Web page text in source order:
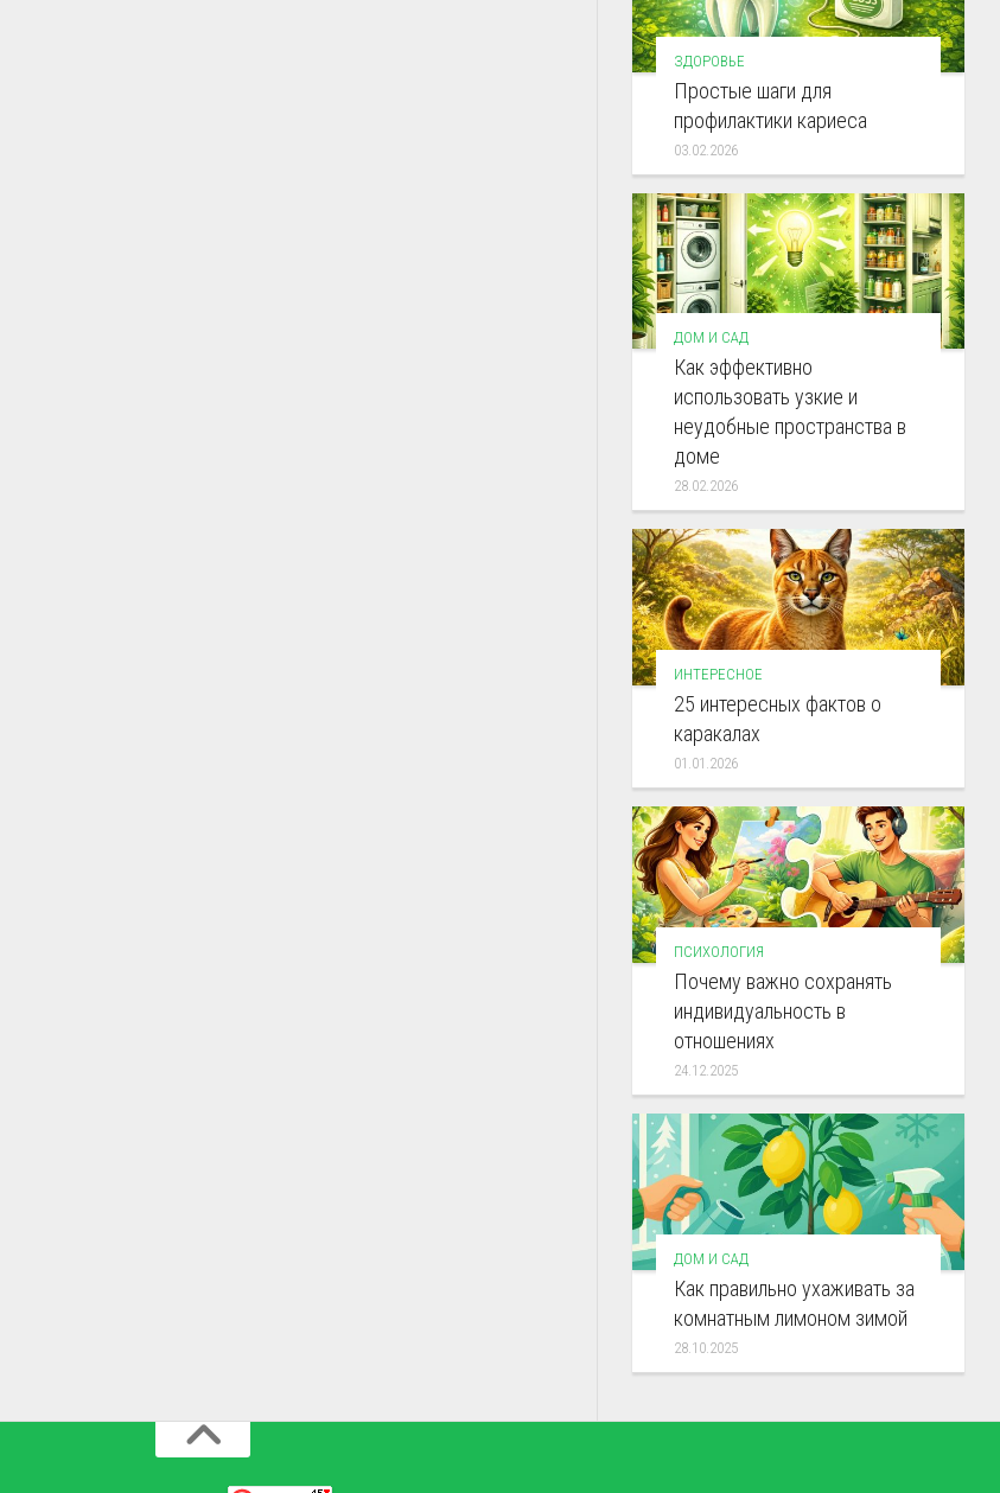
ЗДОРОВЬЕ
Простые шаги для
профилактики кариеса
03.02.2026
ДОМ И САД
Как эффективно
использовать узкие и
неудобные пространства в
доме
28.02.2026
ИНТЕРЕСНОЕ
25 интересных фактов о
каракалах
01.01.2026
ПСИХОЛОГИЯ
Почему важно сохранять
индивидуальность в
отношениях
24.12.2025
ДОМ И САД
Как правильно ухаживать за
комнатным лимоном зимой
28.10.2025